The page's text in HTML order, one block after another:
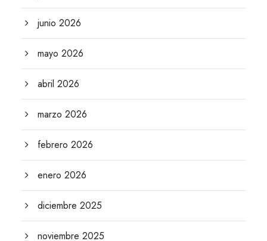
junio 2026
mayo 2026
abril 2026
marzo 2026
febrero 2026
enero 2026
diciembre 2025
noviembre 2025